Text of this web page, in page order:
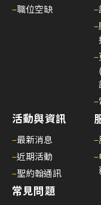
–職位空缺
–
–
–
–
活動與資訊
–最新消息
–近期活動
–聖約翰通訊
–
–
常見問題